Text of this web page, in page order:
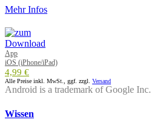
Mehr Infos
App
iOS (iPhone/iPad)
4,99 €
Alle Preise inkl. MwSt., ggf. zzgl. Versand
Android is a trademark of Google Inc.
Wissen